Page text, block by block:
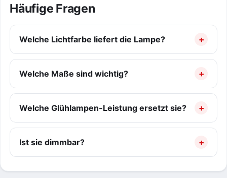
Häufige Fragen
Welche Lichtfarbe liefert die Lampe?
Welche Maße sind wichtig?
Welche Glühlampen-Leistung ersetzt sie?
Ist sie dimmbar?